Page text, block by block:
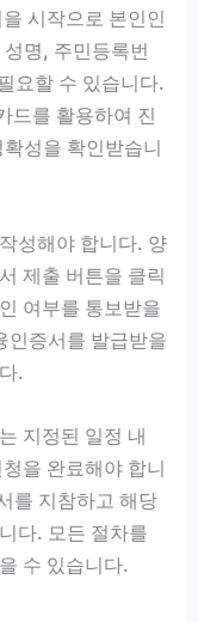
시작으로 본인인
명, 주민등록번
요할 수 있습니다.
드를 활용하여 진
성을 확인받습니
성해야 합니다. 양
제출 버튼을 클릭
여부를 통보받을
인증서를 발급받을
.
지정된 일정 내
을 완료해야 합니
를 지참하고 해당
다. 모든 절차를
수 있습니다.